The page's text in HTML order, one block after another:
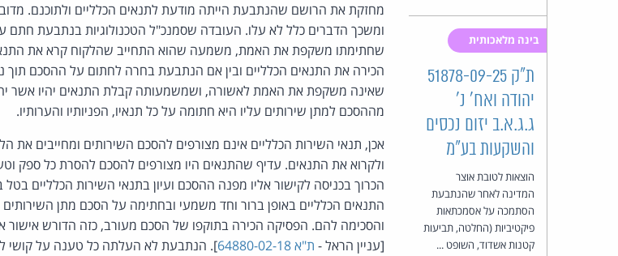
בינה מלאכותית
ת"ק 51878-09-25
יהודה ואח' נ'
ג.ג.א.ב יזום נכסים
והשקעות בע"מ
הוצאות לטובת אוצר
המדינה לאחר שהנתבעת
הסתמכה על אסמכתאות
פיקטיביות (החלטה, תביעות
קטנות אשדוד, השופט ...
מחזקת את הרושם שהנתבעת הייתה מודעת לתנאים הכלליים ולתוכנם.
ומשכך הדברים כלל לא עלו. העובדה שסמנכ"ל הטכנולוגיות בנתבעת חתם
שחתימתו משקפת את האמת, משמעה שהוא התחייב שהלקוח קרא את
הכירה את התנאים הכלליים ובין אם הנתבעת בחרה לחתום על ההסכם תוך
שאינה משקפת את האמת לאשורה, ושמשמעותה קבלת התנאים יהיו אשר
מההסכם למתן שירותים עליו היא חתומה על כל תנאיו, הפניותיו והערותיו.
אכן, תנאי השירות הכלליים אינם מצורפים להסכם השירותים ומחייבים את
ולקרוא את התנאים. עדיף שהתנאים היו מצורפים להסכם להסרת כל ספק
הכרוך בכניסה לקישור אליו מפנה ההסכם ועיון בתנאי השירות הכלליים
התנאים הכלליים באופן ברור וחד משמעי ובחתימה על הסכם מתן
והסכימה להם. הפסיקה הכירה בתוקפו של הסכם מעורב, כזה הדורש אישור
[עניין הראל - ת"א 64880-02-18
]. הנתבעת לא העלתה כל טענה על קושי